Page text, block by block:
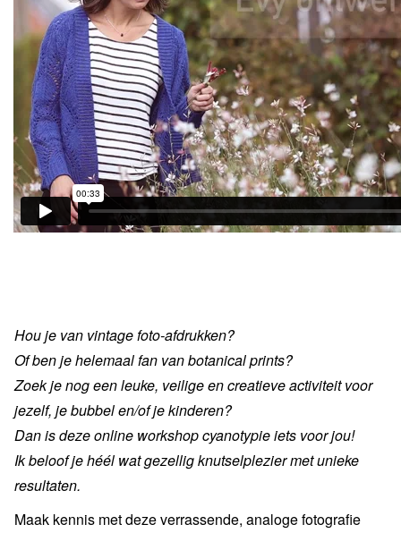
Hou je van vintage foto-afdrukken?
Of ben je helemaal fan van botanical prints?
Zoek je nog een leuke, veilige en creatieve activiteit voor
jezelf, je bubbel en/of je kinderen?
Dan is deze online workshop cyanotypie iets voor jou!
Ik beloof je héél wat gezellig knutselplezier met unieke
resultaten.
Maak kennis met deze verrassende, analoge fotografie